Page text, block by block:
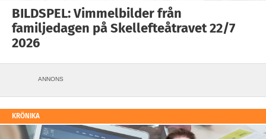
BILDSPEL: Vimmelbilder från
familjedagen på Skellefteåtravet 22/7
2026
ANNONS
KRÖNIKA